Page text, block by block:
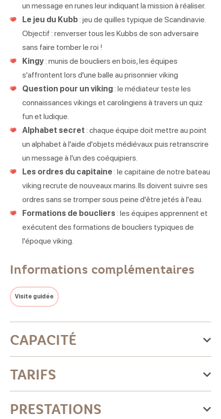
un message en runes leur indiquant la mission à réaliser.
Le jeu du Kubb: jeu de quilles typique de Scandinavie.
Objectif : renverser tous les Kubbs de son adversaire
sans faire tomber le roi !
Kingy: munis de boucliers en bois, les équipes
s'affrontent lors d'une balle au prisonnier viking
Question pour un viking: le médiateur teste les
connaissances vikings et carolingiens à travers un quiz
fun et ludique.
Alphabet secret : chaque équipe doit mettre au point
un alphabet à l'aide d'objets médiévaux puis retranscrire
un message à l'un des coéquipiers.
Les ordres du capitaine : le capitaine de notre bateau
viking recrute de nouveaux marins. Ils doivent suivre ses
ordres sans se tromper sous peine d'être jetés à l'eau.
Formations de boucliers : les équipes apprennent et
exécutent des formations de boucliers typiques de
l'époque viking.
Informations complémentaires
Visite guidée
CAPACITÉ
TARIFS
PRESTATIONS